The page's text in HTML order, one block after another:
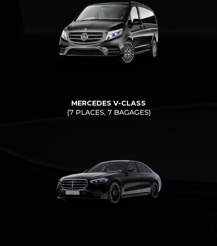
MERCEDES V-CLASS
(7 PLACES, 7 BAGAGES)